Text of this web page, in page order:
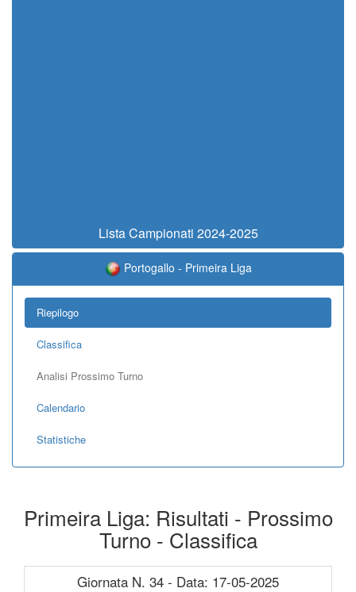
Lista Campionati 2024-2025
Portogallo - Primeira Liga
Riepilogo
Classifica
Analisi Prossimo Turno
Calendario
Statistiche
Primeira Liga: Risultati - Prossimo
Turno - Classifica
Giornata N. 34 - Data: 17-05-2025